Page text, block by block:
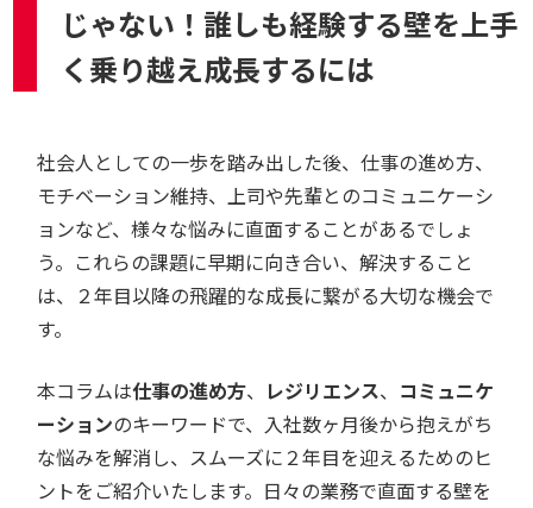
じゃない！誰しも経験する壁を上手
く乗り越え成長するには
社会人としての一歩を踏み出した後、仕事の進め方、
モチベーション維持、上司や先輩とのコミュニケーシ
ョンなど、様々な悩みに直面することがあるでしょ
う。これらの課題に早期に向き合い、解決すること
は、２年目以降の飛躍的な成長に繋がる大切な機会で
す。
本コラムは仕事の進め方、 レジリエンス、 コミュニケ
ーションのキーワードで、入社数ヶ月後から抱えがち
な悩みを解消し、スムーズに２年目を迎えるためのヒ
ントをご紹介いたします。日々の業務で直面する壁を